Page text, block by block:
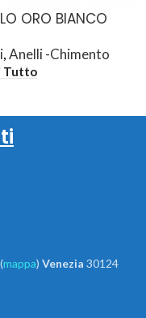
ORO BIANCO
,Anelli -Chimento
Tutto
mappa) Venezia 30124